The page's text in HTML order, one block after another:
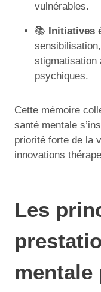
vulnérables.
📚 Initiatives
stigmatisation
psychiques.
Cette mémoire
santé mentale
priorité forte de la
innovations
Les
mentale